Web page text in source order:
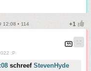
12:08 • 114
:P
schreef StevenHyde